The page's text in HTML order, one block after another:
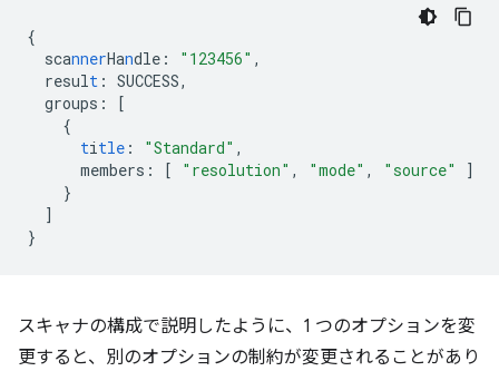
{
scannerHandle : "123456" ,
result : SUCCESS,
groups :
[
{
title : "Standard" ,
members : [ "resolution" , "mode" , "source"
]
}
]
}
スキャナの構成で説明したように、1 つのオプションを変
更すると、別のオプションの制約が変更されることがあり